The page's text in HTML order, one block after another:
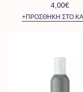
4,00€
+ΠΡΟΣΘΉΚΗ ΣΤΟ